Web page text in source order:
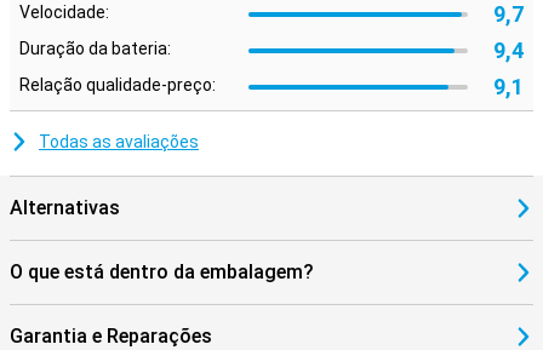
Velocidade: 9,7
Duração da bateria: 9,4
Relação qualidade-preço: 9,1
Todas as avaliações
Alternativas
O que está dentro da embalagem?
Garantia e Reparações